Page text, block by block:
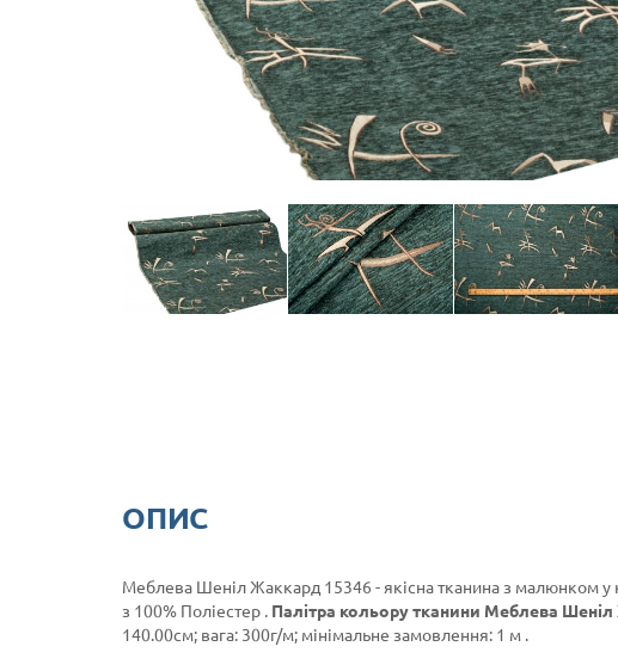
ОПИС
Меблева Шеніл Жаккард 15346 - якісна тканина з малюнком у
з 100% Поліестер . Палітра кольору тканини Меблева
140.00см; вага: 300г/м; мінімальне замовлення: 1 м .